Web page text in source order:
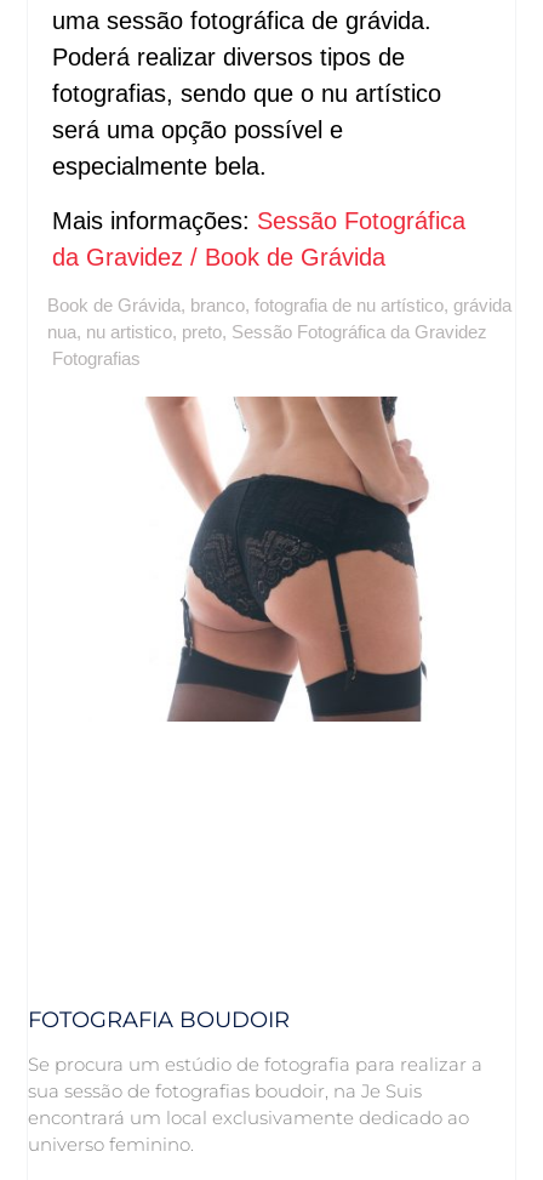
uma sessão fotográfica de grávida.
Poderá realizar diversos tipos de
fotografias, sendo que o nu artístico
será uma opção possível e
especialmente bela.
Mais informações: Sessão Fotográfica
da Gravidez / Book de Grávida
Book de Grávida, branco, fotografia de nu artístico, grávida
nua, nu artistico, preto, Sessão Fotográfica da Gravidez
Fotografias
FOTOGRAFIA BOUDOIR
Se procura um estúdio de fotografia para realizar a
sua sessão de fotografias boudoir, na Je Suis
encontrará um local exclusivamente dedicado ao
universo feminino.